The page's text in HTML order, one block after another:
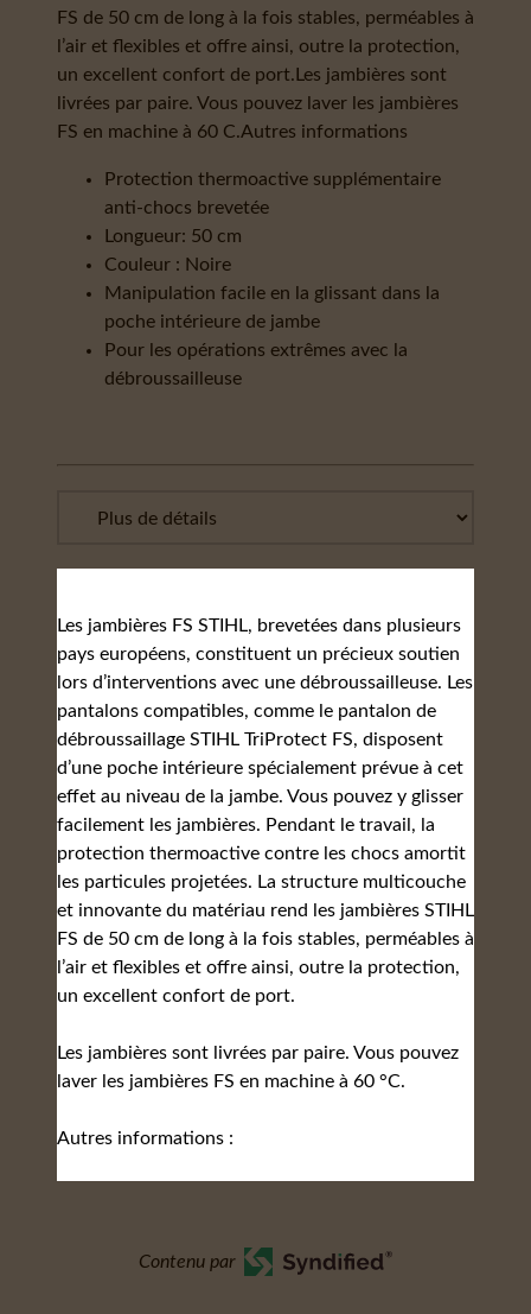
FS de 50 cm de long à la fois stables, perméables à
l’air et flexibles et offre ainsi, outre la protection,
un excellent confort de port.Les jambières sont
livrées par paire. Vous pouvez laver les jambières
FS en machine à 60 C.Autres informations
Protection thermoactive supplémentaire
anti-chocs brevetée
Longueur: 50 cm
Couleur : Noire
Manipulation facile en la glissant dans la
poche intérieure de jambe
Pour les opérations extrêmes avec la
débroussailleuse
Les jambières FS STIHL, brevetées dans plusieurs
pays européens, constituent un précieux soutien
lors d’interventions avec une débroussailleuse. Les
pantalons compatibles, comme le pantalon de
débroussaillage STIHL TriProtect FS, disposent
d’une poche intérieure spécialement prévue à cet
effet au niveau de la jambe. Vous pouvez y glisser
facilement les jambières. Pendant le travail, la
protection thermoactive contre les chocs amortit
les particules projetées. La structure multicouche
et innovante du matériau rend les jambières STIHL
FS de 50 cm de long à la fois stables, perméables à
l’air et flexibles et offre ainsi, outre la protection,
un excellent confort de port.
Les jambières sont livrées par paire. Vous pouvez
laver les jambières FS en machine à 60 °C.
Autres informations :
Contenu par